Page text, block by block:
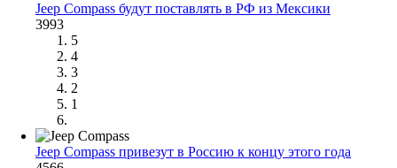
Jeep Compass будут поставлять в РФ из Мексики
3993
5
4
3
2
1
Jeep Compass привезут в Россию к концу этого года